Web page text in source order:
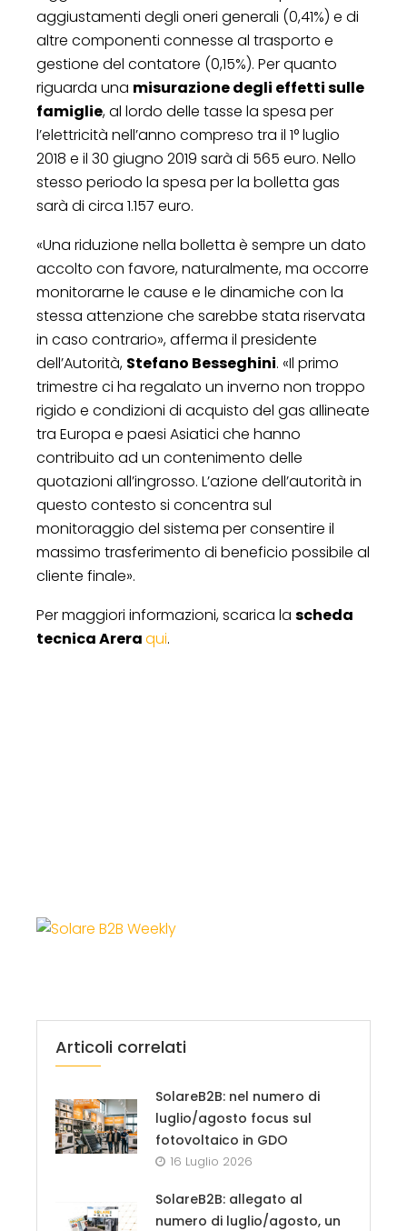
aggiustamenti degli oneri generali (0,41%) e di
altre componenti connesse al trasporto e
gestione del contatore (0,15%). Per quanto
riguarda una misurazione degli effetti sulle
famiglie, al lordo delle tasse la spesa per
l’elettricità nell’anno compreso tra il 1° luglio
2018 e il 30 giugno 2019 sarà di 565 euro. Nello
stesso periodo la spesa per la bolletta gas
sarà di circa 1.157 euro.
«Una riduzione nella bolletta è sempre un dato
accolto con favore, naturalmente, ma occorre
monitorarne le cause e le dinamiche con la
stessa attenzione che sarebbe stata riservata
in caso contrario», afferma il presidente
dell’Autorità, Stefano Besseghini. «Il primo
trimestre ci ha regalato un inverno non troppo
rigido e condizioni di acquisto del gas allineate
tra Europa e paesi Asiatici che hanno
contribuito ad un contenimento delle
quotazioni all’ingrosso. L’azione dell’autorità in
questo contesto si concentra sul
monitoraggio del sistema per consentire il
massimo trasferimento di beneficio possibile al
cliente finale».
Per maggiori informazioni, scarica la scheda
tecnica Areraqui.
Articoli correlati
SolareB2B: nel numero di
luglio/agosto focus sul
fotovoltaico in GDO
16 Luglio 2026
SolareB2B: allegato al
numero di luglio/agosto, un